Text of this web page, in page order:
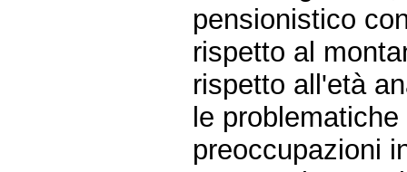
pensionistico
rispetto al
rispetto all'età
le
preoccupazioni